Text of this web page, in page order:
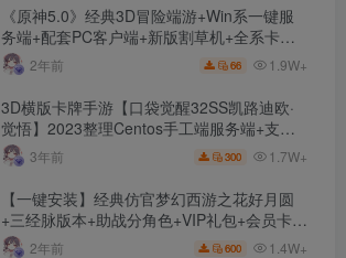
《原神5.0》经典3D冒险端游+Win系一键服
务端+配套PC客户端+新版割草机+全系卡池
文件2年前 66 1.9W+
3D横版卡牌手游【口袋觉醒32SS凯路迪欧·
觉悟】2023整理Centos手工端服务端+支付
对接+安卓苹果双端+运营后台+GM授权后台
+代理后台
3年前 300 1.7W+
【一键安装】经典仿官梦幻西游之花好月圆
+三经脉版本+助战分角色+VIP礼包+会员卡
+剧情活动+视频搭建及其他修改资料
2年前 600 1.4W+